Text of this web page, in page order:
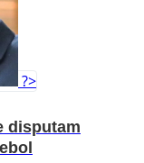
?>
disputam